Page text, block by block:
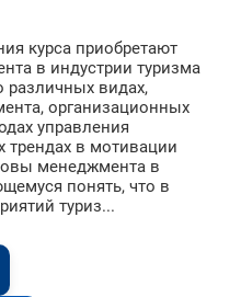
курса приобретают
в индустрии туризма
различных видах,
организационных
управления
в мотивации
менеджмента в
понять, что в
туриз...